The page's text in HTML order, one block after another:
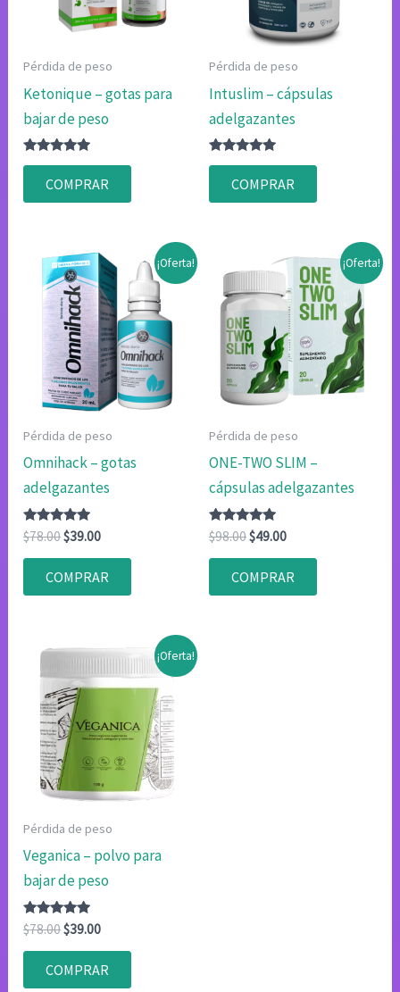
Pérdida de peso
Ketonique – gotas para
bajar de peso
Valorado
4.75
de 5
COMPRAR
Pérdida de peso
Intuslim – cápsulas
adelgazantes
Valorado
4.80
de 5
COMPRAR
¡Oferta!
Pérdida de peso
Omnihack – gotas
adelgazantes
Valorado
con
4.80
de 5
$78.00El
original
era:
$39.00El
actual
es:
COMPRAR
¡Oferta!
Pérdida de peso
ONE-TWO SLIM –
cápsulas adelgazantes
Valorado
con
4.80
$98.00El
original
era:
$49.00El
actual
es:
COMPRAR
¡Oferta!
Pérdida de peso
Veganica – polvo para
bajar de peso
Valorado
con
4.75
de 5
$78.00El
original
era:
$39.00El
actual
es:
COMPRAR